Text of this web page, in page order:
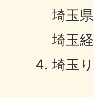
埼玉
埼玉
埼玉